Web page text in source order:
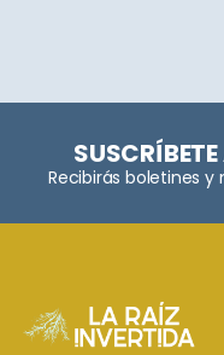
Recibirás boletines